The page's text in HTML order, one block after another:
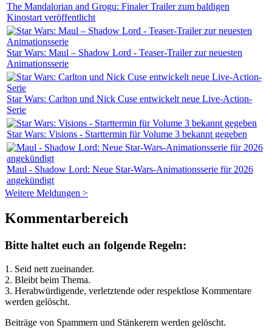
The Mandalorian and Grogu: Finaler Trailer zum baldigen
Kinostart veröffentlicht
Star Wars: Maul – Shadow Lord - Teaser-Trailer zur neuesten
Animationsserie
Star Wars: Carlton und Nick Cuse entwickelt neue Live-Action-
Serie
Star Wars: Visions - Starttermin für Volume 3 bekannt gegeben
Maul - Shadow Lord: Neue Star-Wars-Animationsserie für 2026
angekündigt
Weitere Meldungen >
Kommentarbereich
Bitte haltet euch an folgende Regeln:
1. Seid nett zueinander.
2. Bleibt beim Thema.
3. Herabwürdigende, verletztende oder respektlose Kommentare
werden gelöscht.
Beiträge von Spammern und Stänkerern werden gelöscht.